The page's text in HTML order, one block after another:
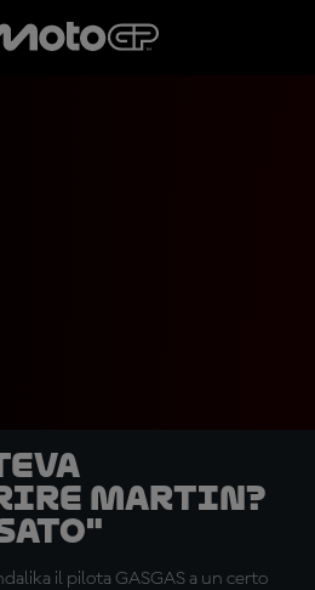
Martin?
il pilota GASGAS a un certo